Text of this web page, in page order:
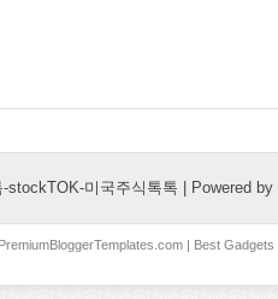
-stockTOK-미국주식톡톡 | Powered by
PremiumBloggerTemplates.com| Best Gadgets